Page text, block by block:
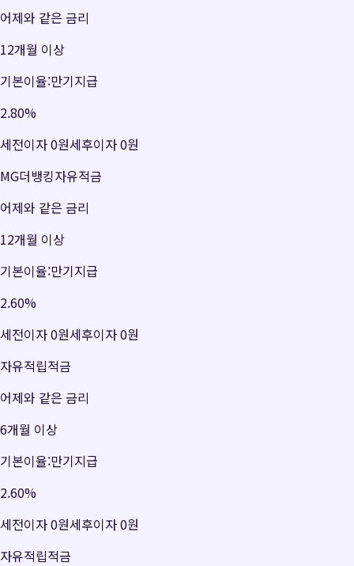
어제와 같은 금리
12개월 이상
기본이율:만기지급
2.80%
세전이자0원세후이자0원
MG더뱅킹자유적금
어제와 같은 금리
12개월 이상
기본이율:만기지급
2.60%
세전이자0원세후이자0원
자유적립적금
어제와 같은 금리
6개월 이상
기본이율:만기지급
2.60%
세전이자0원세후이자0원
자유적립적금